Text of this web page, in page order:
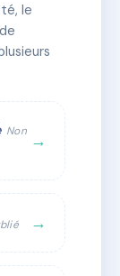
🏠 24 lots
le
Non →
→